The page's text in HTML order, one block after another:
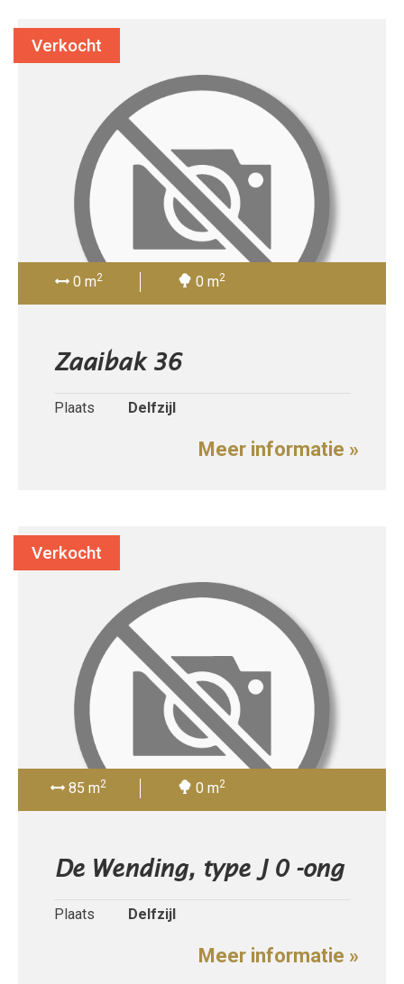
0 m2 0 m2
Zaaibak 36
Plaats Delfzijl
Meer informatie »
Verkocht
85 m2 0 m2
De Wending, type J 0 -ong
Plaats Delfzijl
Meer informatie »
Verkocht